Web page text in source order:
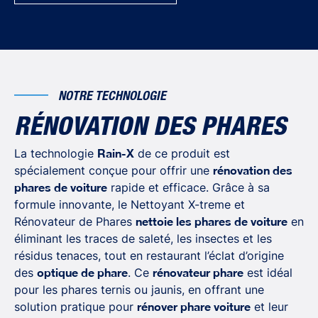
NOTRE TECHNOLOGIE
RÉNOVATION DES PHARES
La technologie Rain-X de ce produit est
spécialement conçue pour offrir une rénovation des
phares de voiture rapide et efficace. Grâce à sa
formule innovante, le Nettoyant X-treme et
Rénovateur de Phares nettoie les phares de voiture en
éliminant les traces de saleté, les insectes et les
résidus tenaces, tout en restaurant l’éclat d’origine
des optique de phare. Ce rénovateur phare est idéal
pour les phares ternis ou jaunis, en offrant une
solution pratique pour rénover phare voiture et leur